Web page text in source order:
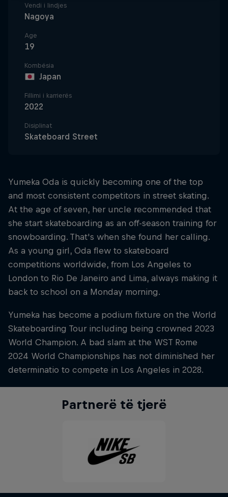
Vendi i lindjes
Nagoya
Age
19
Kombësia
Japan
Fillimi i karrierës
2022
Disiplinat
Skateboard Street
Yumeka Oda is quickly becoming one of the top
and most consistent competitors in street skating.
At the age of seven, her uncle recommended that
she start skateboarding as an off-season training for
snowboarding. That's when she found her calling.
As a young girl, Oda flew to skateboard
competitions worldwide, from Los Angeles to
London to Rio De Janeiro and Lima, always making it
back to school on a Monday morning.
Yumeka has become a podium fixture on the World
Skateboarding Tour including being crowned 2023
World Champion. A bad slam at the WST Rome
2024 World Championships has not diminished her
determinatio to compete in Los Angeles in 2028.
Partnerë të tjerë